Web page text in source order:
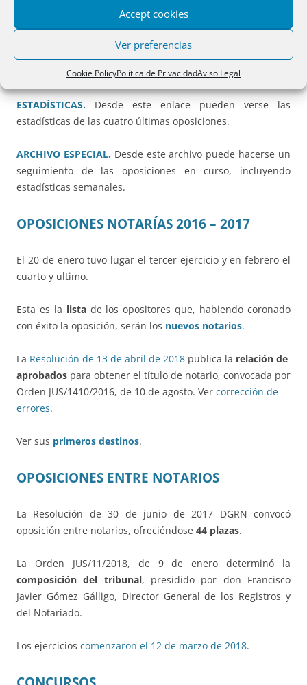
Accept cookies
Ver preferencias
Cookie PolicyPolítica de PrivacidadAviso Legal
El Tribunal no agotó el plazo previsto para el comienzo de
las Oposiciones (tenía hasta el 25 de abril) y dio comienzo a
los ejercicios el14 de marzo .
ESTADÍSTICAS. Desde este enlace pueden verse las
estadísticas de las cuatro últimas oposiciones.
ARCHIVO ESPECIAL. Desde este archivo puede hacerse un
seguimiento de las oposiciones en curso, incluyendo
estadísticas semanales.
OPOSICIONES NOTARÍAS 2016 – 2017
El 20 de enero tuvo lugar el tercer ejercicio y en febrero el
cuarto y ultimo.
Esta es la listade los opositores que, habiendo coronado
con éxito la oposición, serán los nuevos notarios.
La Resolución de 13 de abril de 2018 publica la relación de
aprobados para obtener el título de notario, convocada por
Orden JUS/1410/2016, de 10 de agosto. Ver corrección de
errores.
Ver sus primeros destinos.
OPOSICIONES ENTRE NOTARIOS
La Resolución de 30 de junio de 2017 DGRN convocó
oposición entre notarios, ofreciéndose 44 plazas.
La Orden JUS/11/2018, de 9 de enero determinó la
composición del tribunal, presidido por don Francisco
Javier Gómez Gálligo, Director General de los Registros y
del Notariado.
Los ejercicios comenzaron el 12 de marzo de 2018.